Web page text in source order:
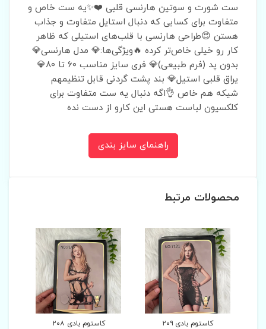
ست شورت و سوتین هارنسی قلبی ❤️✨یه ست خاص و
متفاوت برای کسایی که دنبال استایل متفاوت و جذاب
هستن 😍طراحی هارنسی با قلب‌های استیلی که ظاهر
کار رو خیلی خاص‌تر کرده 🔥ویژگی‌ها:💎 مدل هارنسی💎
بدون پد (فرم طبیعی)💎 فری سایز مناسب ۶۰ تا ۸۰💎
یراق قلبی استیل💎 بند پشت گردنی قابل تنظیمهم
شیکه هم خاص 👌اگه دنبال یه ست متفاوت برای
کلکسیون لباست هستی این کارو از دست نده
راهنمای سایز بندی
محصولات مرتبط
کاستوم بادی ۲۰۹ کاستوم بادی ۲۰۸